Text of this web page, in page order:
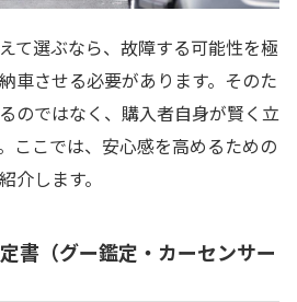
て選ぶなら、故障する可能性を極
車させる必要があります。そのた
のではなく、購入者自身が賢く立
ここでは、安心感を高めるための
介します。
書（グー鑑定・カーセンサー